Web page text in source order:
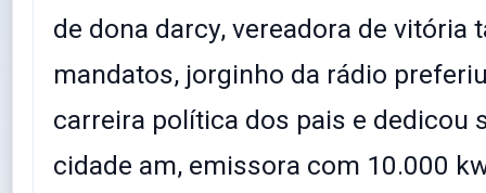
de dona darcy, vereadora de vitória
mandatos, jorginho da rádio
carreira política dos pais e dedicou
cidade am, emissora com 10.000